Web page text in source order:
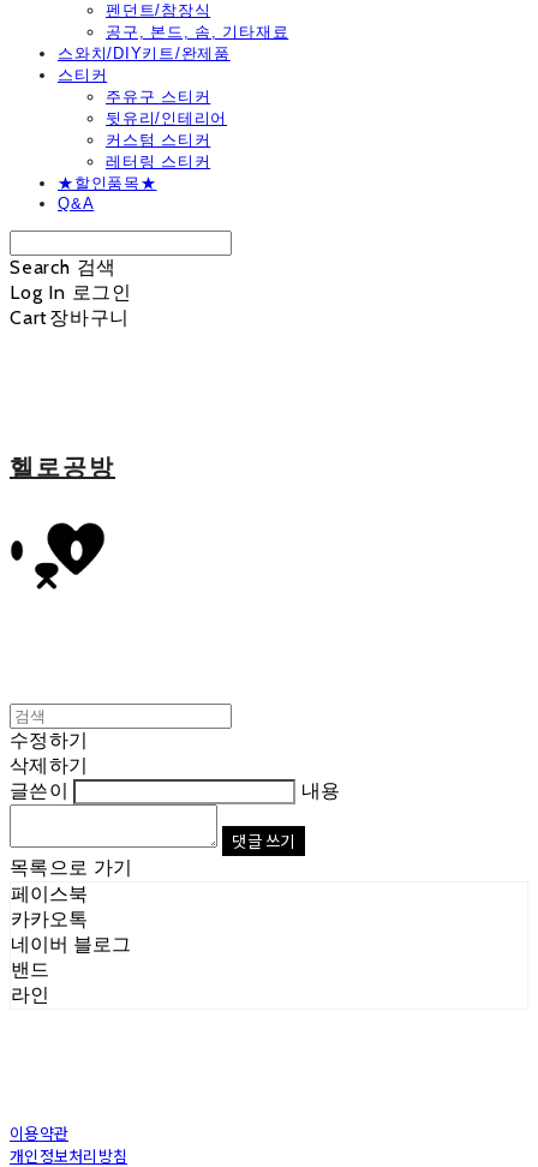
펜던트/참장식
공구, 본드, 솜, 기타재료
스와치/DIY키트/완제품
스티커
주유구 스티커
뒷유리/인테리어
커스텀 스티커
레터링 스티커
★할인품목★
Q&A
Search 검색
Log In 로그인
Cart장바구니
헬로공방
수정하기
삭제하기
글쓴이
내용
댓글 쓰기
목록으로 가기
페이스북
카카오톡
네이버 블로그
밴드
라인
이용약관
개인정보처리방침